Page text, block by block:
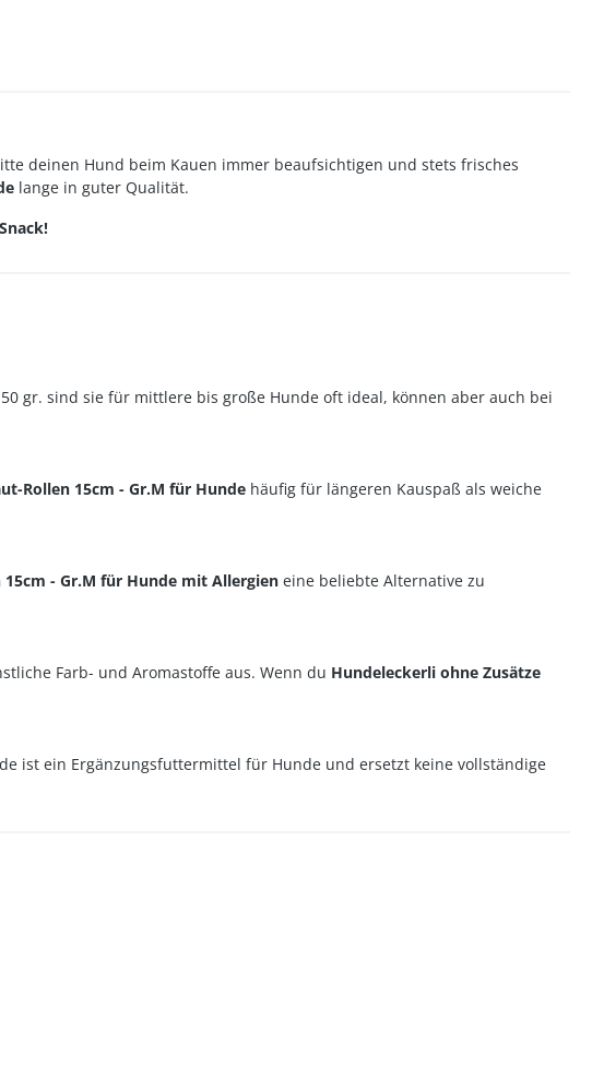
deinen Hund beim Kauen immer beaufsichtigen und stets frisches
lange in guter Qualität.
gr. sind sie für mittlere bis große Hunde oft ideal, können aber auch bei
Rollen 15cm - Gr.M für Hunde häufig für längeren Kauspaß als weiche
15cm - Gr.M für Hunde mit Allergien eine beliebte Alternative zu
Farb- und Aromastoffe aus. Wenn du Hundeleckerli ohne Zusätze
ist ein Ergänzungsfuttermittel für Hunde und ersetzt keine vollständige